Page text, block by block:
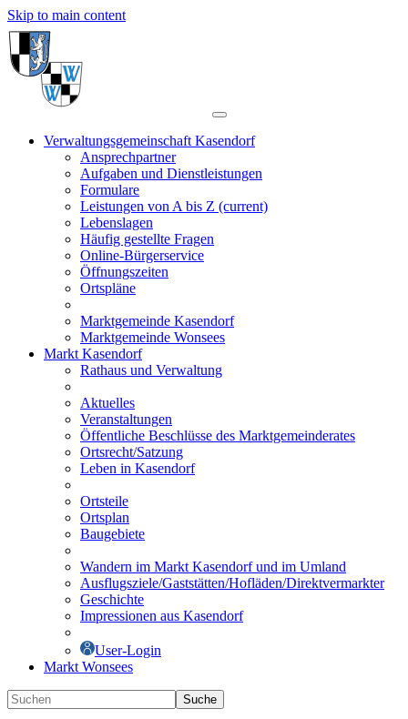
Skip to main content
Verwaltungsgemeinschaft Kasendorf
Ansprechpartner
Aufgaben und Dienstleistungen
Formulare
Leistungen von A bis Z (current)
Lebenslagen
Häufig gestellte Fragen
Online-Bürgerservice
Öffnungszeiten
Ortspläne
Marktgemeinde Kasendorf
Marktgemeinde Wonsees
Markt Kasendorf
Rathaus und Verwaltung
Aktuelles
Veranstaltungen
Öffentliche Beschlüsse des Marktgemeinderates
Ortsrecht/Satzung
Leben in Kasendorf
Ortsteile
Ortsplan
Baugebiete
Wandern im Markt Kasendorf und im Umland
Ausflugsziele/Gaststätten/Hofläden/Direktvermarkter
Geschichte
Impressionen aus Kasendorf
User-Login
Markt Wonsees
Suche